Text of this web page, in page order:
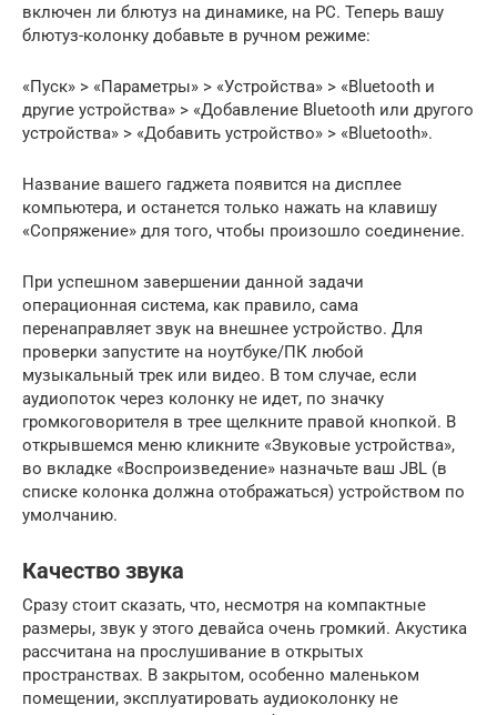
включен ли блютуз на динамике, на PC. Теперь вашу
блютуз-колонку добавьте в ручном режиме:
«Пуск» > «Параметры» > «Устройства» > «Bluetooth и
другие устройства» > «Добавление Bluetooth или другого
устройства» > «Добавить устройство» > «Bluetooth».
Название вашего гаджета появится на дисплее
компьютера, и останется только нажать на клавишу
«Сопряжение» для того, чтобы произошло соединение.
При успешном завершении данной задачи
операционная система, как правило, сама
перенаправляет звук на внешнее устройство. Для
проверки запустите на ноутбуке/ПК любой
музыкальный трек или видео. В том случае, если
аудиопоток через колонку не идет, по значку
громкоговорителя в трее щелкните правой кнопкой. В
открывшемся меню кликните «Звуковые устройства»,
во вкладке «Воспроизведение» назначьте ваш JBL (в
списке колонка должна отображаться) устройством по
умолчанию.
Качество звука
Сразу стоит сказать, что, несмотря на компактные
размеры, звук у этого девайса очень громкий. Акустика
рассчитана на прослушивание в открытых
пространствах. В закрытом, особенно маленьком
помещении, эксплуатировать аудиоколонку не